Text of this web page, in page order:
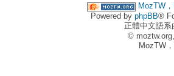
MozTW
Powered by phpBB®
正體中文語系
© moztw.org,
MozTW